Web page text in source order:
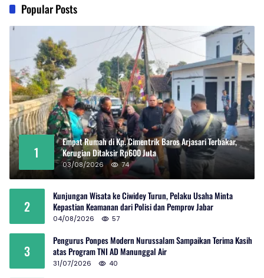
Popular Posts
1
Empat Rumah di Kp. Cimentrik Baros Arjasari Terbakar,
Kerugian Ditaksir Rp600 Juta
03/08/2026 74
2
Kunjungan Wisata ke Ciwidey Turun, Pelaku Usaha Minta
Kepastian Keamanan dari Polisi dan Pemprov Jabar
04/08/2026 57
3
Pengurus Ponpes Modern Nurussalam Sampaikan Terima Kasih
atas Program TNI AD Manunggal Air
31/07/2026 40